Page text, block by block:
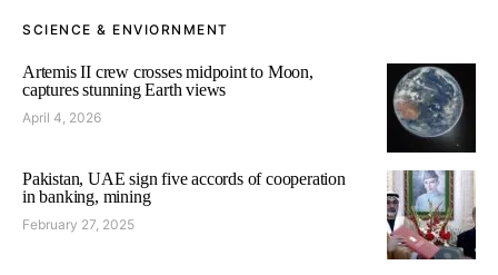
SCIENCE & ENVIORNMENT
Artemis II crew crosses midpoint to Moon,
captures stunning Earth views
April 4, 2026
Pakistan, UAE sign five accords of cooperation
in banking, mining
February 27, 2025